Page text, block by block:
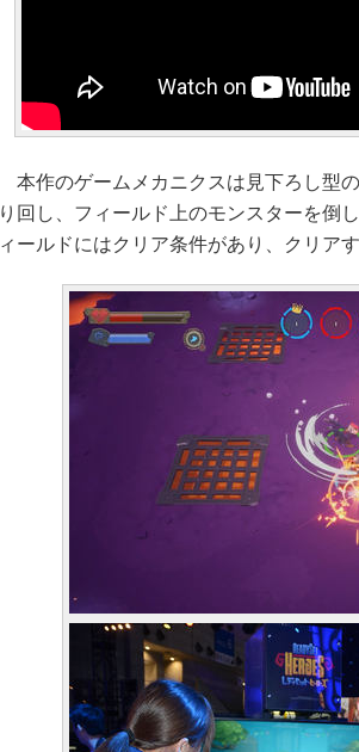
本作のゲームメカニクスは見下ろし型
り回し、フィールド上のモンスターを倒
ィールドにはクリア条件があり、クリア